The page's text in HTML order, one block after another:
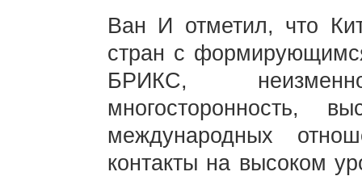
Ван И отметил, что
стран с
БРИКС,
многосторонность,
международных
контакты на высоком